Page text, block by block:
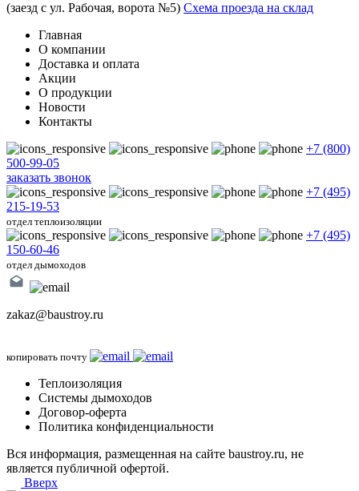
(заезд с ул. Рабочая, ворота №5) Схема проезда на склад
Главная
О компании
Доставка и оплата
Акции
О продукции
Новости
Контакты
+7 (800)
500-99-05
заказать звонок
+7 (495)
215-19-53
отдел теплоизоляции
+7 (495)
150-60-46
отдел дымоходов
zakaz@baustroy.ru
копировать почту
Теплоизоляция
Системы дымоходов
Договор-оферта
Политика конфиденциальности
Вся информация, размещенная на сайте baustroy.ru, не
является публичной офертой.
Вверх